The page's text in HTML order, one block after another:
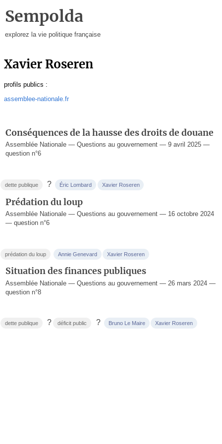
Sempolda
explorez la vie politique française
Xavier Roseren
profils publics :
assemblee-nationale.fr
Conséquences de la hausse des droits de douane
Assemblée Nationale — Questions au gouvernement — 9 avril 2025 —
question n°6
dette publique ? Éric Lombard Xavier Roseren
Prédation du loup
Assemblée Nationale — Questions au gouvernement — 16 octobre 2024
— question n°6
prédation du loup Annie Genevard Xavier Roseren
Situation des finances publiques
Assemblée Nationale — Questions au gouvernement — 26 mars 2024 —
question n°8
dette publique ? déficit public ? Bruno Le Maire Xavier Roseren